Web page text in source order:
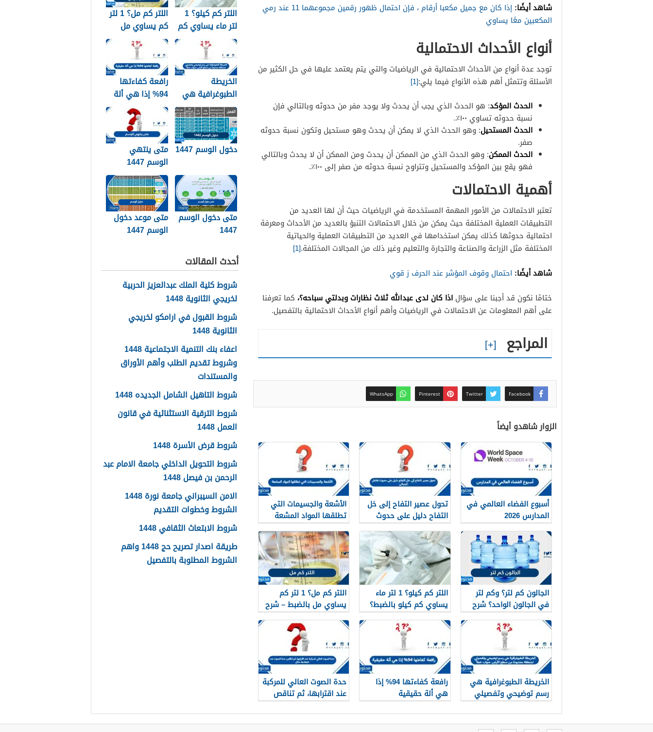
شاهد أيضًا:
إذا كان مع جميل مكعبا أرقام ، فإن احتمال ظهور رقمين مجموعهما 11 عند رمي
المكعبين معًا يساوي
أنواع الأحداث الاحتمالية
توجد عدة أنواع من الأحداث الاحتمالية في الرياضيات والتي يتم يعتمد عليها في حل الكثير من
الأسئلة وتتمثل أهم هذه الأنواع فيما يلي:[1]
الحدث المؤكد: هو الحدث الذي يجب أن يحدث ولا يوجد مفر من حدوثه وبالتالي فإن
نسبة حدوثه تساوي ١٠٠٪.
الحدث المستحيل: وهو الحدث الذي لا يمكن أن يحدث وهو مستحيل وتكون نسبة حدوثه
صفر.
الحدث الممكن: وهو الحدث الذي من الممكن أن يحدث ومن الممكن أن لا يحدث وبالتالي
فهو يقع بين المؤكد والمستحيل وتتراوح نسبة حدوثه من صفر إلى ١٠٠٪.
أهمية الاحتمالات
تعتبر الاحتمالات من الأمور المهمة المستخدمة في الرياضيات حيث أن لها العديد من
التطبيقات العملية المختلفة حيث يمكن من خلال الاحتمالات التنبؤ بالعديد من الأحداث ومعرفة
احتمالية حدوثها كذلك يمكن استخدامها في العديد من التطبيقات العملية والحياتية
المختلفة مثل الزراعة والصناعة والتجارة والتعليم وغير ذلك من المجالات المختلفة.[1]
شاهد أيضًا: احتمال وقوف المؤشر عند الحرف ز قوي
ختامًا نكون قد أجبنا على سؤال اذا كان لدى عبدالله ثلاث نظارات وبدلتي سباحه؟، كما تعرفنا
على أهم المعلومات عن الاحتمالات في الرياضيات وأهم أنواع الأحداث الاحتمالية بالتفصيل.
المراجع
Facebook
Twitter
Pinterest
WhatsApp
الزوار شاهدو أيضاً
أسبوع الفضاء العالمي في
المدارس 2026
تحول عصير التفاح إلى خل
التفاح دليل على حدوث
تفاعل كيميائي.
الأشعة والجسيمات التي
تطلقها المواد المشعة
الجالون كم لتر؟ وكم لتر
في الجالون الواحد؟ شرح
مبسط
اللتر كم كيلو؟ 1 لتر ماء
يساوي كم كيلو بالضبط؟
اللتر كم مل؟ 1 لتر كم
يساوي مل بالضبط – شرح
مبسّط وواضح
الخريطة الطبوغرافية هي
رسم توضيحي وتفصيلي
لمنطقة محدودة من سطح
الأرض. صواب خطأ
رافعة كفاءتها 94% إذا
هي ألة حقيقية
حدة الصوت العالي للمركبة
عند اقترابها، ثم تناقص
حدة الصوت عند ابتعادها،
مثال
اللتر كم كيلو؟ 1
لتر ماء يساوي كم
كيلو بالضبط؟
اللتر كم مل؟ 1 لتر
كم يساوي مل
بالضبط – شرح
مبسّط وواضح
الخريطة
الطبوغرافية هي
رسم توضيحي
وتفصيلي لمنطقة
محدودة من سطح
الأرض. صواب خطأ
رافعة كفاءتها
94% إذا هي ألة
حقيقية
دخول الوسم 1447
متى ينتهي
الوسم 1447
الزعاق
متى دخول الوسم
1447
متى موعد دخول
الوسم 1447
أحدث المقالات
شروط كلية الملك عبدالعزيز الحربية
لخريجي الثانوية 1448
شروط القبول في ارامكو لخريجي
الثانوية 1448
اعفاء بنك التنمية الاجتماعية 1448
وشروط تقديم الطلب وأهم الأوراق
والمستندات
شروط التاهيل الشامل الجديده 1448
شروط الترقية الاستثنائية في قانون
العمل 1448
شروط قرض الأسرة 1448
شروط التحويل الداخلي جامعة الامام عبد
الرحمن بن فيصل 1448
الامن السيبراني جامعة نورة 1448
الشروط وخطوات التقديم
شروط الابتعاث الثقافي 1448
طريقة اصدار تصريح حج 1448 واهم
الشروط المطلوبة بالتفصيل